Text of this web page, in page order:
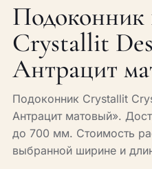
Подоконник
Crystallit
Антрацит
Подоконник Crystallit
Антрацит матовый».
до 700 мм. Стоимость
выбранной ширине и